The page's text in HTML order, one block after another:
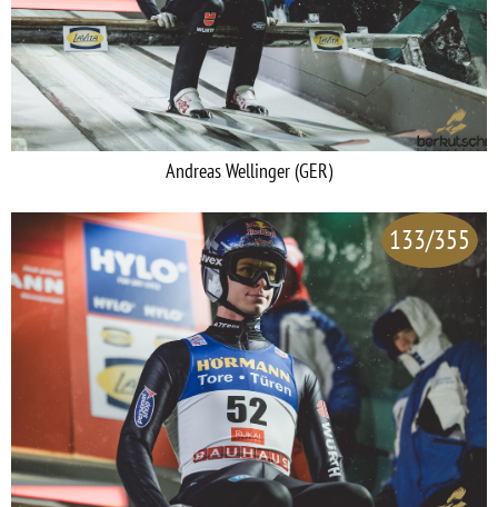
Andreas Wellinger (GER)
133/355